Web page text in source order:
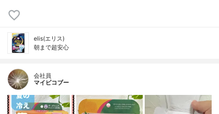
elis(エリス)
朝まで超安心
会社員
マイピコブー